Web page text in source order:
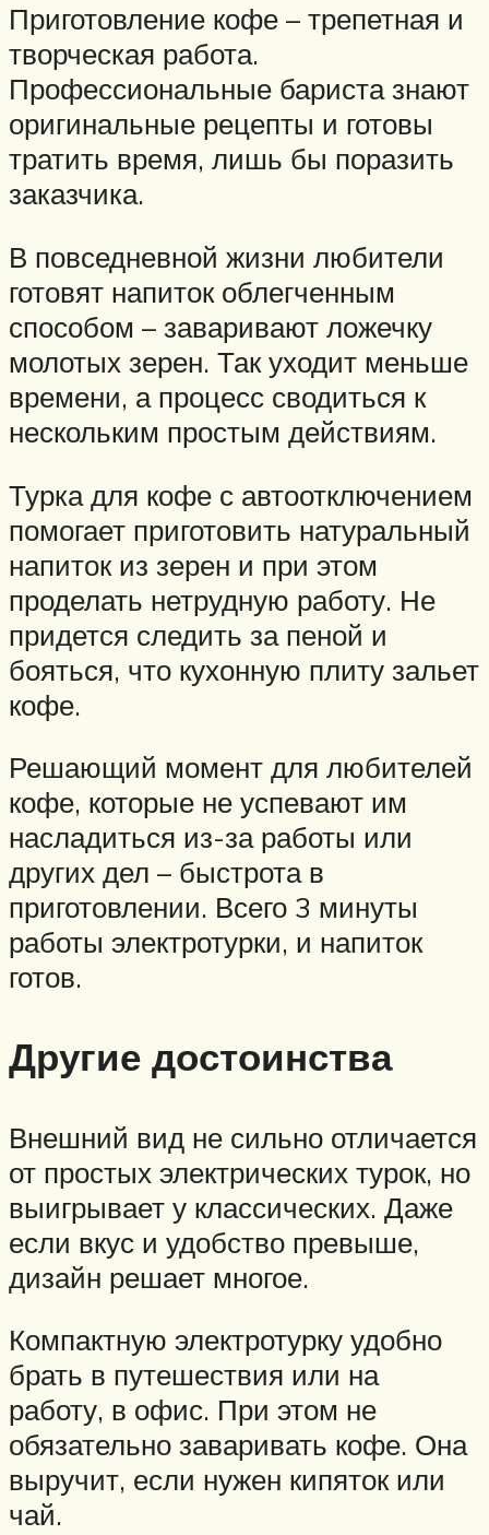
Приготовление кофе – трепетная и
творческая работа.
Профессиональные бариста знают
оригинальные рецепты и готовы
тратить время, лишь бы поразить
заказчика.
В повседневной жизни любители
готовят напиток облегченным
способом – заваривают ложечку
молотых зерен. Так уходит меньше
времени, а процесс сводиться к
нескольким простым действиям.
Турка для кофе с автоотключением
помогает приготовить натуральный
напиток из зерен и при этом
проделать нетрудную работу. Не
придется следить за пеной и
бояться, что кухонную плиту зальет
кофе.
Решающий момент для любителей
кофе, которые не успевают им
насладиться из-за работы или
других дел – быстрота в
приготовлении. Всего 3 минуты
работы электротурки, и напиток
готов.
Другие достоинства
Внешний вид не сильно отличается
от простых электрических турок, но
выигрывает у классических. Даже
если вкус и удобство превыше,
дизайн решает многое.
Компактную электротурку удобно
брать в путешествия или на
работу, в офис. При этом не
обязательно заваривать кофе. Она
выручит, если нужен кипяток или
чай.